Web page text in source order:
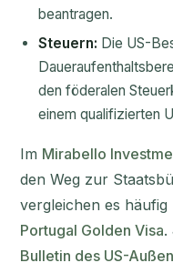
beantragen.
Steuern: Die US-
den föderalen
einem qualifizierten
Im Mirabello
den Weg zur
vergleichen es
Portugal Golden Visa.
Bulletin des US-